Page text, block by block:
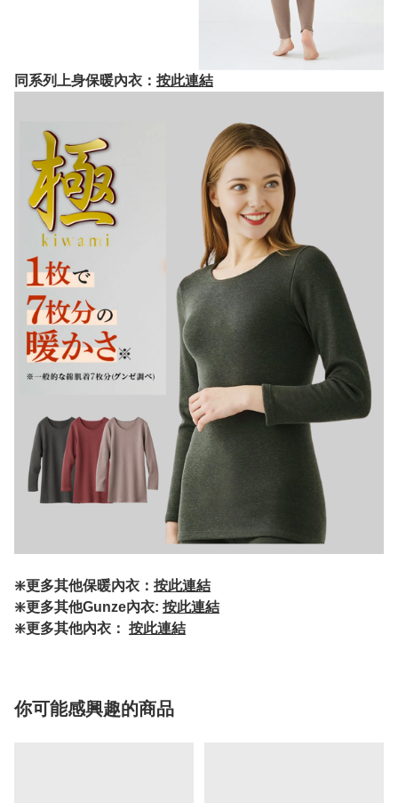
同系列上身保暖內衣： 按此連結
❇️更多其他保暖內衣： 按此連結
❇️更多其他Gunze內衣: 按此連結
❇️更多其他內衣： 按此連結
你可能感興趣的商品